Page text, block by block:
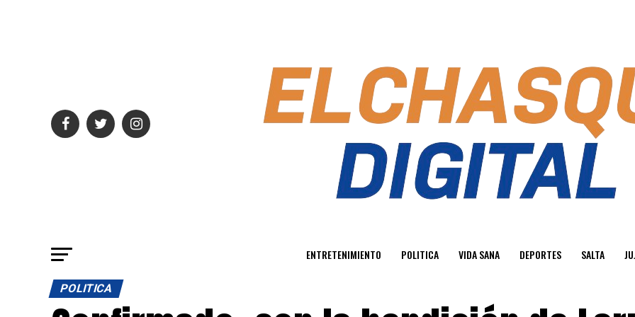
ENTRETENIMIENTO POLITICA VIDA SANA DEPORTES SALTA
POLITICA